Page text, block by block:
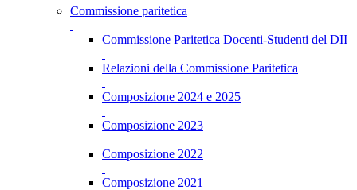
Commissione paritetica
Commissione Paritetica Docenti-Studenti del DII
Relazioni della Commissione Paritetica
Composizione 2024 e 2025
Composizione 2023
Composizione 2022
Composizione 2021